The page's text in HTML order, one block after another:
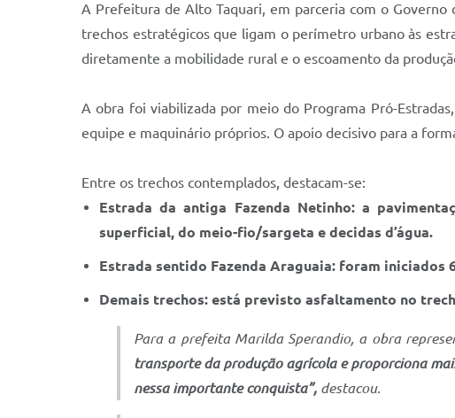
A Prefeitura de Alto Taquari, em parceria com o
trechos estratégicos que ligam o perímetro urbano às
diretamente a mobilidade rural e o escoamento da
A obra foi viabilizada por meio do Programa Pró-
equipe e maquinário próprios. O apoio decisivo para a
Entre os trechos contemplados, destacam-se:
Estrada da antiga Fazenda Netinho: a
superficial, do meio-fio/sargeta e decidas d’água.
Estrada sentido Fazenda Araguaia: foram iniciados
Demais trechos: está previsto asfaltamento no
Para a prefeita Marilda Sperandio, a obra
transporte da produção agrícola e proporciona
nessa importante conquista”, destacou.